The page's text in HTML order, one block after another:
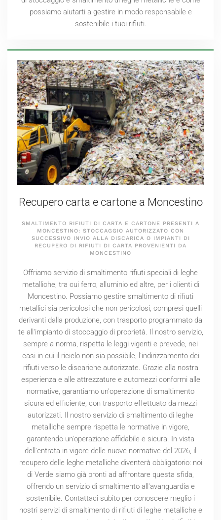
possiamo aiutarti a gestire in modo responsabile e
sostenibile i tuoi rifiuti.
Recupero carta e cartone a Moncestino
SMALTIMENTO RIFIUTI DI CARTA E CARTONE PRESENTI A
MONCESTINO: STOCCAGGIO AUTORIZZATO CON
SUCCESSIVO INVIO ALLA DISCARICA O IMPIANTI DI
RECUPERO DI RIFIUTI DI CARTA PROVENIENTI DA
MONCESTINO
Offriamo servizio di smaltimento rifiuti speciali di leghe
metalliche, tra cui ferro, alluminio ed altre, per i clienti di
Moncestino. Possiamo gestire smaltimento di rifiuti
metallici sia pericolosi che non pericolosi, compresi quelli
derivanti dalla produzione, con trasporto programmato da
te all'impianto di stoccaggio di proprietà. Il nostro servizio,
sempre a norma, rispetta le leggi vigenti e prevede, nei
casi in cui il riciclo non sia possibile, l'indirizzamento dei
rifiuti verso le discariche autorizzate. Grazie alla nostra
esperienza e alle attrezzature e automezzi conformi alle
normative, garantiamo un'operazione di smaltimento
sicura ed efficiente, con trasporto effettuato da mezzi
autorizzati. Il nostro servizio di smaltimento di leghe
metalliche sempre rispetta le normative in vigore,
garantendo un'operazione affidabile e sicura. In vista
dell'entrata in vigore delle nuove normative del 2026, il
recupero delle leghe metalliche diventerà obbligatorio: noi
di Verde siamo già pronti ad affrontare questa sfida,
offrendo un servizio di smaltimento all'avanguardia e
sostenibile. Contattaci subito per conoscere meglio i
nostri servizi di smaltimento di rifiuti di leghe metalliche e